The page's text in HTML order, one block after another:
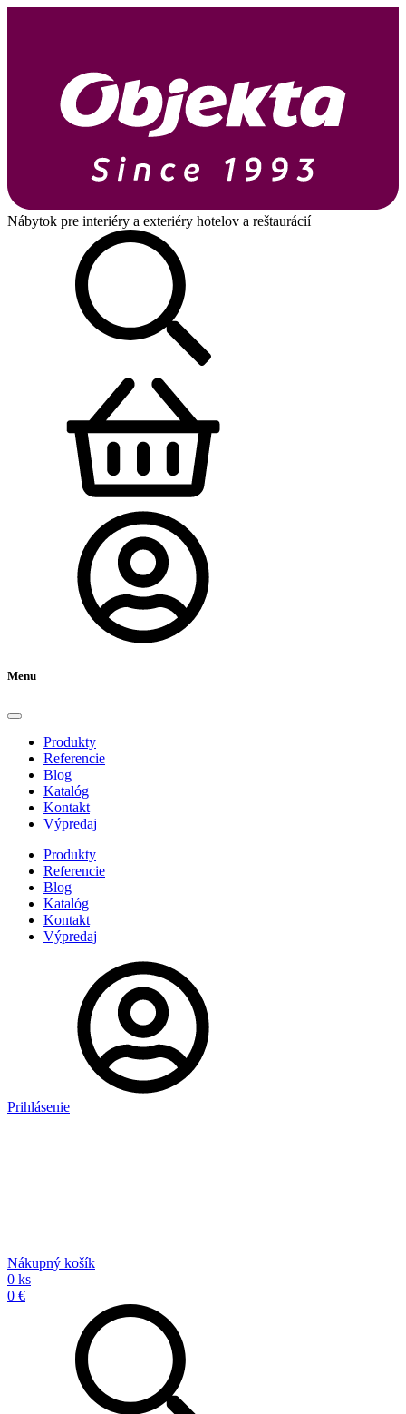
Nábytok pre interiéry a exteriéry hotelov a reštaurácií
Menu
Produkty
Referencie
Blog
Katalóg
Kontakt
Výpredaj
Produkty
Referencie
Blog
Katalóg
Kontakt
Výpredaj
Prihlásenie
Nákupný košík
0 ks
0 €